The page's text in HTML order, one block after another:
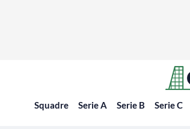
Squadre Serie A Serie B Serie C